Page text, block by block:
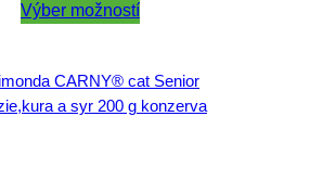
1,40 €Výber možností